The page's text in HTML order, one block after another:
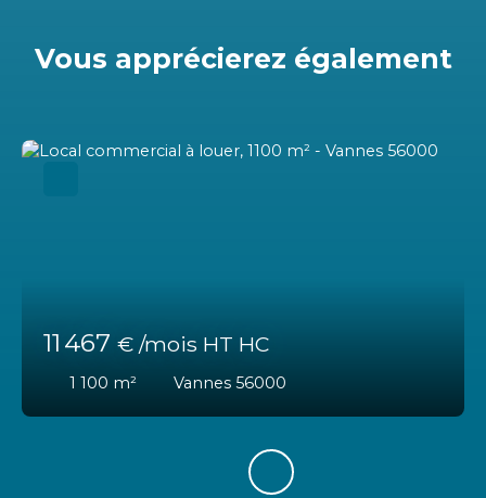
Vous apprécierez également
11 467 € /mois HT HC
1 100 m² Vannes 56000